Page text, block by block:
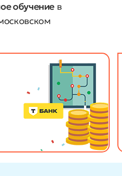
обучение в